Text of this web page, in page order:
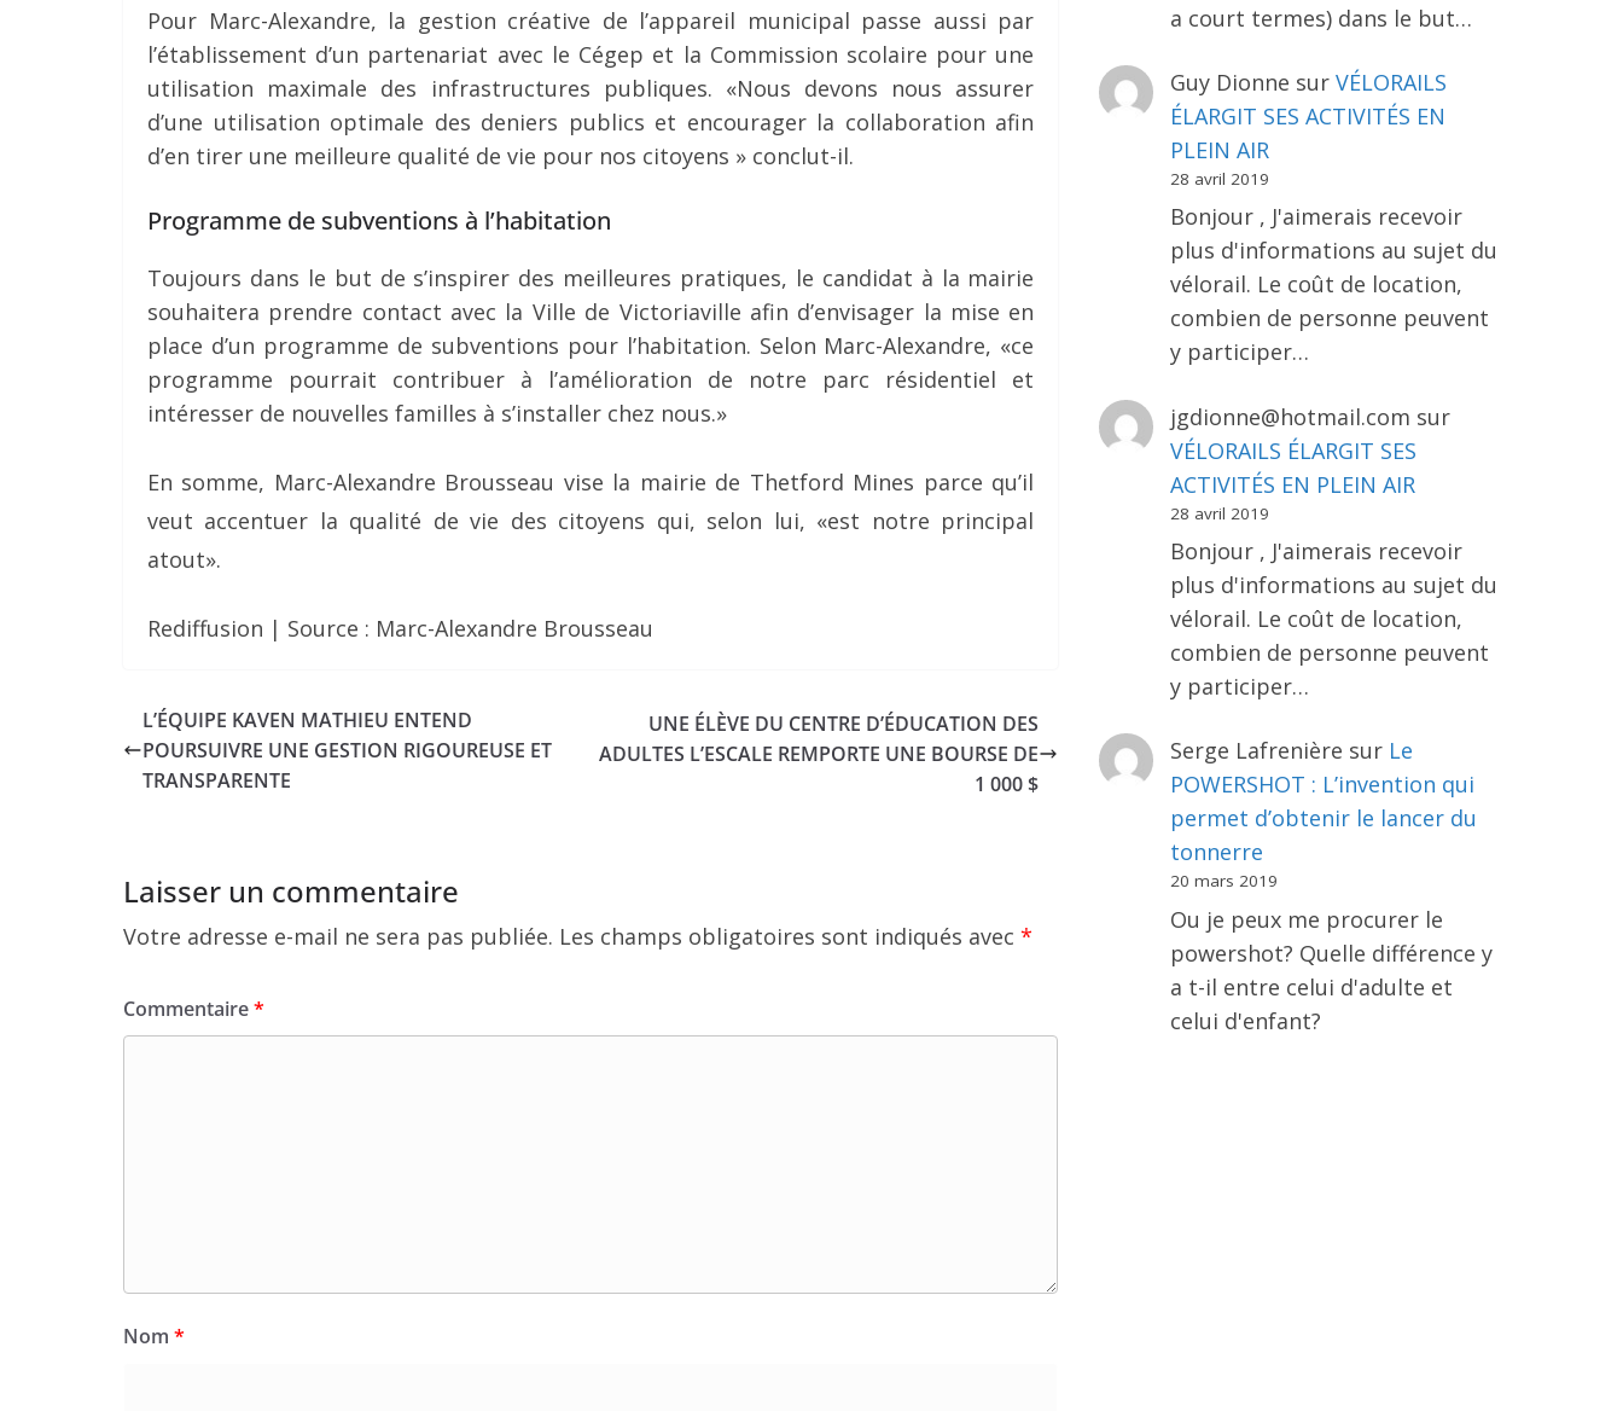
Pour Marc-Alexandre, la gestion créative de l’appareil municipal passe aussi par
l’établissement d’un partenariat avec le Cégep et la Commission scolaire pour une
utilisation maximale des infrastructures publiques. «Nous devons nous assurer
d’une utilisation optimale des deniers publics et encourager la collaboration afin
d’en tirer une meilleure qualité de vie pour nos citoyens » conclut-il.
Programme de subventions à l’habitation
Toujours dans le but de s’inspirer des meilleures pratiques, le candidat à la mairie
souhaitera prendre contact avec la Ville de Victoriaville afin d’envisager la mise en
place d’un programme de subventions pour l’habitation. Selon Marc-Alexandre, «ce
programme pourrait contribuer à l’amélioration de notre parc résidentiel et
intéresser de nouvelles familles à s’installer chez nous.»
En somme, Marc-Alexandre Brousseau vise la mairie de Thetford Mines parce qu’il
veut accentuer la qualité de vie des citoyens qui, selon lui, «est notre principal
atout».
Rediffusion | Source : Marc-Alexandre Brousseau
L’ÉQUIPE KAVEN MATHIEU ENTEND
POURSUIVRE UNE GESTION RIGOUREUSE ET
TRANSPARENTE
UNE ÉLÈVE DU CENTRE D’ÉDUCATION DES
ADULTES L’ESCALE REMPORTE UNE BOURSE DE
1 000 $
Laisser un commentaire
Votre adresse e-mail ne sera pas publiée. Les champs obligatoires sont indiqués avec *
Commentaire*
Nom *
a court termes) dans le but…
Guy Dionne sur VÉLORAILS
ÉLARGIT SES ACTIVITÉS EN
PLEIN AIR
28 avril 2019
Bonjour , J'aimerais recevoir
plus d'informations au sujet du
vélorail. Le coût de location,
combien de personne peuvent
y participer…
jgdionne@hotmail.com sur
VÉLORAILS ÉLARGIT SES
ACTIVITÉS EN PLEIN AIR
28 avril 2019
Bonjour , J'aimerais recevoir
plus d'informations au sujet du
vélorail. Le coût de location,
combien de personne peuvent
y participer…
Serge Lafrenière sur Le
POWERSHOT : L’invention qui
permet d’obtenir le lancer du
tonnerre
20 mars 2019
Ou je peux me procurer le
powershot? Quelle différence y
a t-il entre celui d'adulte et
celui d'enfant?